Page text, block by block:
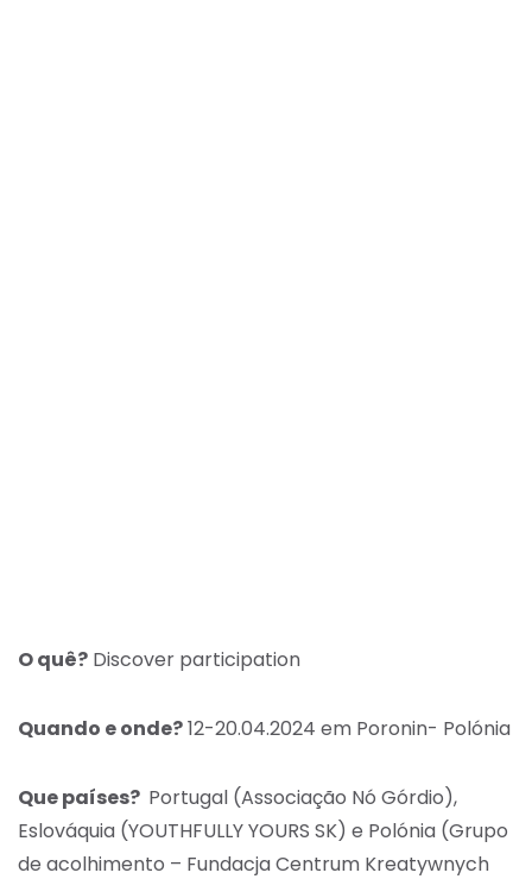
O quê? Discover participation
Quando e onde?12-20.04.2024 em Poronin- Polónia
Que países? Portugal (Associação Nó Górdio),
Eslováquia (YOUTHFULLY YOURS SK) e Polónia (Grupo
de acolhimento – Fundacja Centrum Kreatywnych